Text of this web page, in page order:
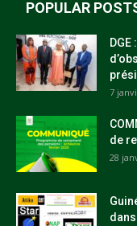
POPULAR
7
de
28